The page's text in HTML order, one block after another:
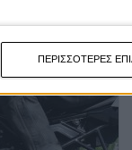
ΠΕΡΙΣΣΟΤΕΡΕΣ